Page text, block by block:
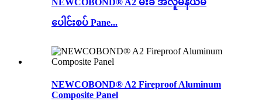
NEWCOBOND® A2 မီးခံ အလူမီနီယမ်
ပေါင်းစပ် Pane...
NEWCOBOND® A2 Fireproof Aluminum
Composite Panel